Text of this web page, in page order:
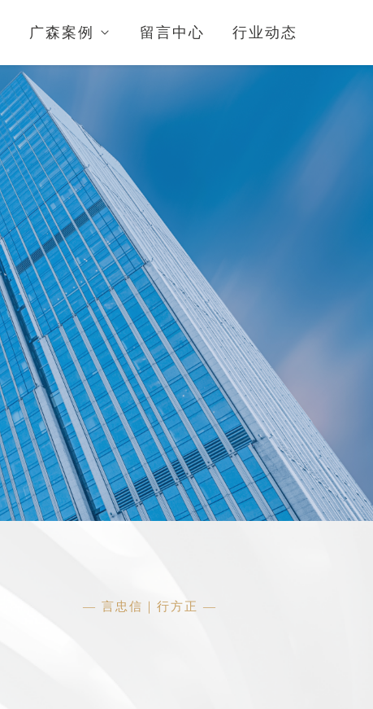
广森案例 留言中心 行业动态
— 言忠信｜行方正 —